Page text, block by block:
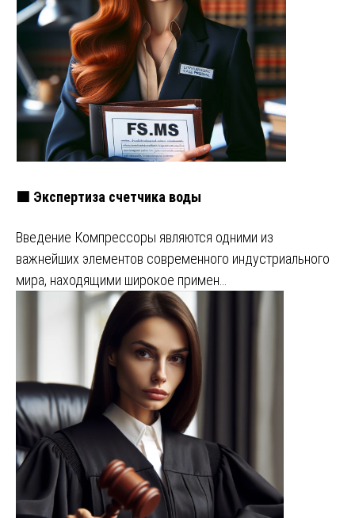
🟩 Экспертиза счетчика воды
Введение Компрессоры являются одними из
важнейших элементов современного индустриального
мира, находящими широкое примен…